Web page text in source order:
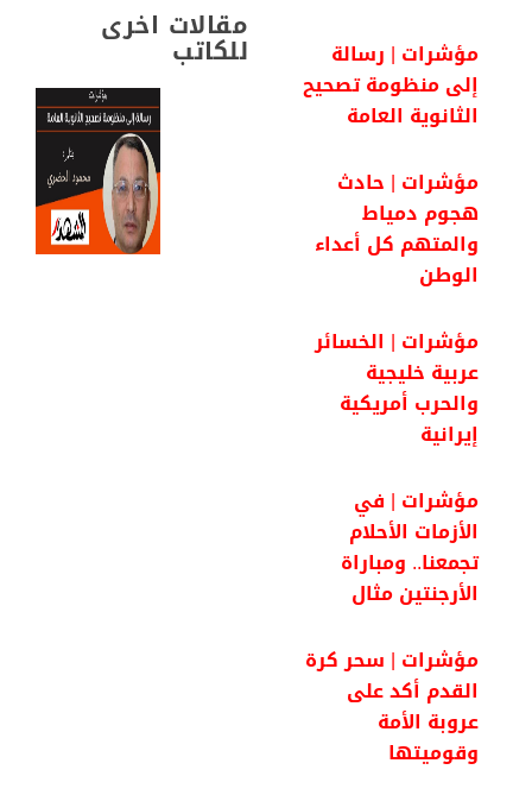
مقالات اخرى
للكاتب
مؤشرات | رسالة
إلى منظومة تصحيح
الثانوية العامة
مؤشرات | حادث
هجوم دمياط
والمتهم كل أعداء
الوطن
مؤشرات | الخسائر
عربية خليجية
والحرب أمريكية
إيرانية
مؤشرات | في
الأزمات الأحلام
تجمعنا.. ومباراة
الأرجنتين مثال
مؤشرات | سحر كرة
القدم أكد على
عروبة الأمة
وقوميتها